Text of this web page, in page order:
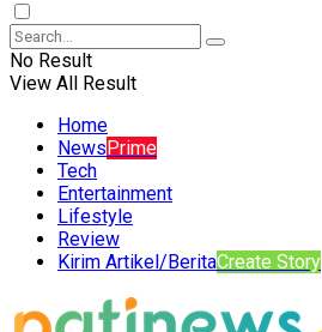
No Result
View All Result
Home
NewsPrime
Tech
Entertainment
Lifestyle
Review
Kirim Artikel/BeritaCreate Story